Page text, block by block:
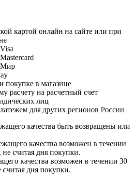
картой онлайн на сайте или при
в магазине
расчету на расчетный счет
лиц
для других регионов России
качества быть возвращены или
качества возможен в течении
считая дня покупки.
качества возможен в течении 30
дня покупки.